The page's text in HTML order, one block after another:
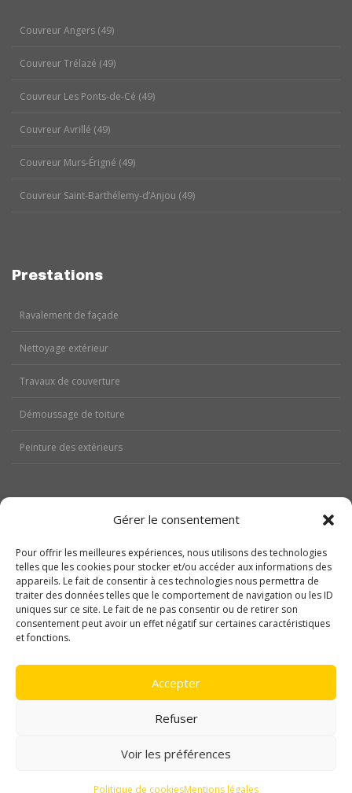
Gérer le consentement
Pour offrir les meilleures expériences, nous utilisons des technologies
telles que les cookies pour stocker et/ou accéder aux informations des
appareils. Le fait de consentir à ces technologies nous permettra de
traiter des données telles que le comportement de navigation ou les ID
uniques sur ce site. Le fait de ne pas consentir ou de retirer son
consentement peut avoir un effet négatif sur certaines caractéristiques
et fonctions.
Accepter
Refuser
Voir les préférences
Politique de cookiesMentions légales
Couvreur Angers (49)
Couvreur Trélazé (49)
Couvreur Les Ponts-de-Cé (49)
Couvreur Avrillé (49)
Couvreur Murs-Érigné (49)
Couvreur Saint-Barthélemy-d’Anjou (49)
Prestations
Ravalement de façade
Nettoyage extérieur
Travaux de couverture
Démoussage de toiture
Peinture des extérieurs
Nos réalisations
Contactez-nous
Politique de cookies (UE)
Mentions légales
Copyright © 2017 Trost Renove Habitat